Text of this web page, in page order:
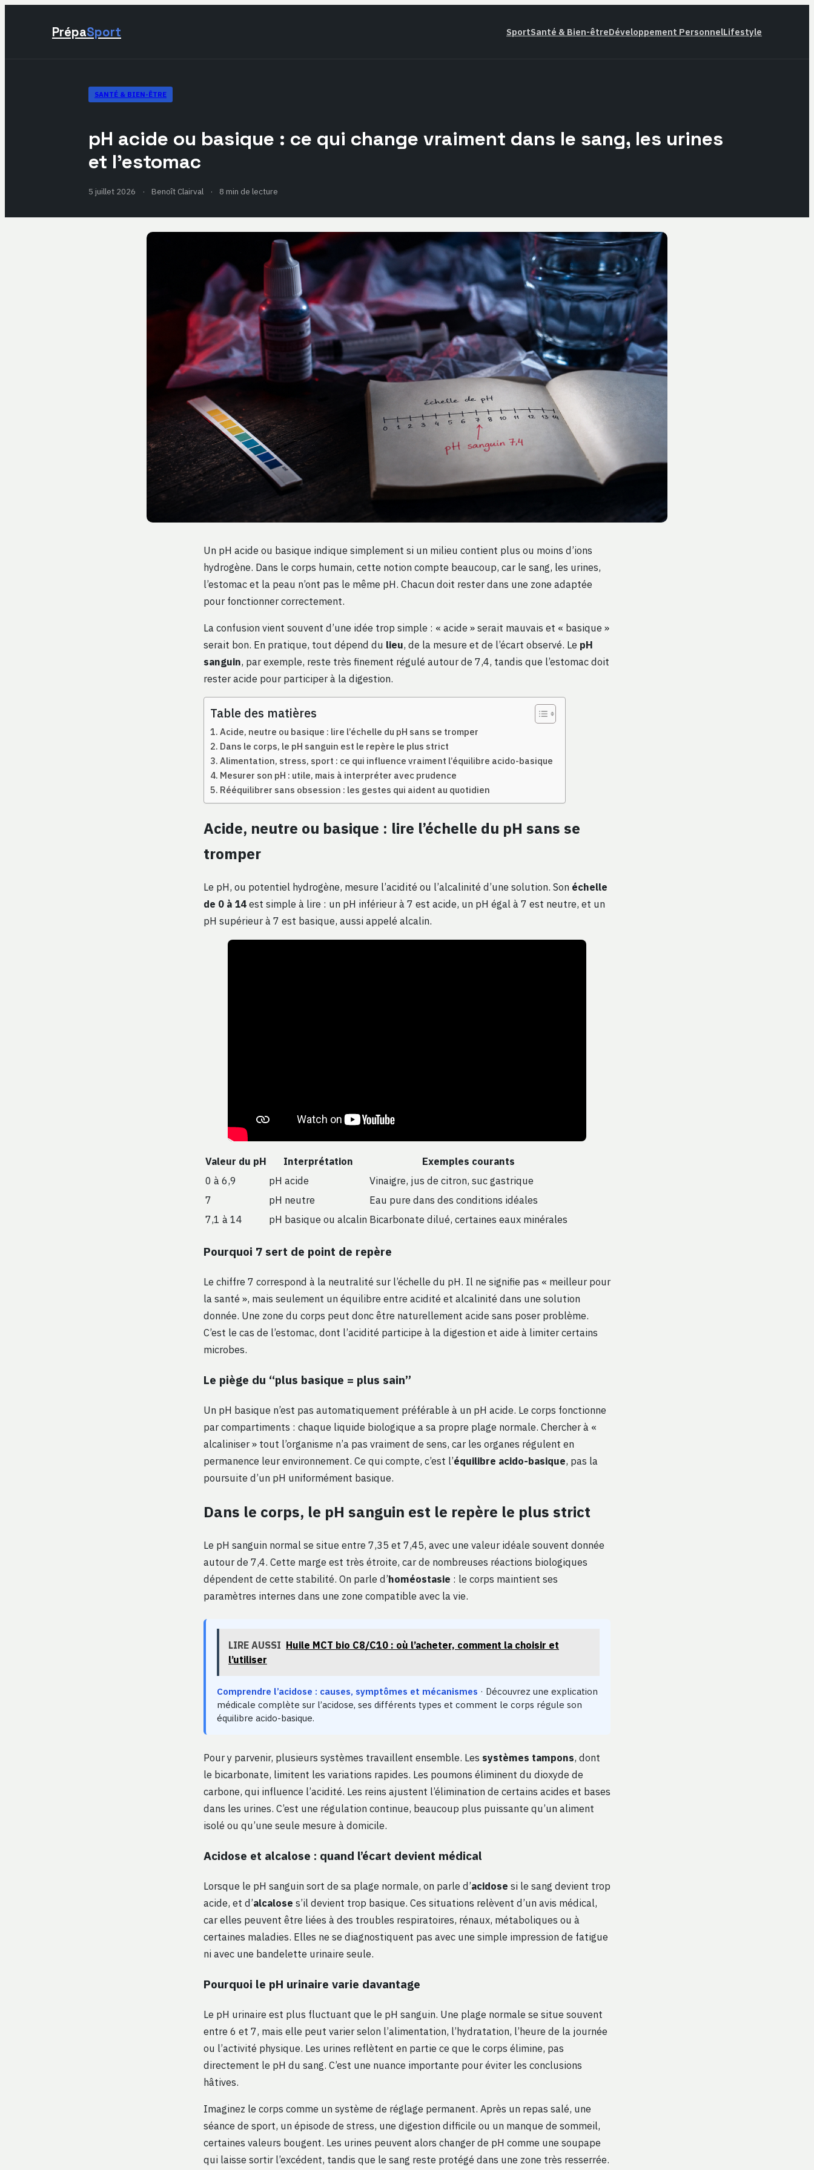
PrépaSport SportSanté & Bien-êtreDéveloppement PersonnelLifestyle
SANTÉ & BIEN-ÊTRE
pH acide ou basique : ce qui change vraiment dans le sang, les urines
et l’estomac
5 juillet 2026 · Benoît Clairval · 8 min de lecture
Un pH acide ou basique indique simplement si un milieu contient plus ou moins d’ions
hydrogène. Dans le corps humain, cette notion compte beaucoup, car le sang, les urines,
l’estomac et la peau n’ont pas le même pH. Chacun doit rester dans une zone adaptée
pour fonctionner correctement.
La confusion vient souvent d’une idée trop simple : « acide » serait mauvais et « basique »
serait bon. En pratique, tout dépend du lieu, de la mesure et de l’écart observé. Le pH
sanguin, par exemple, reste très finement régulé autour de 7,4, tandis que l’estomac doit
rester acide pour participer à la digestion.
Table des matières
Acide, neutre ou basique : lire l’échelle du pH sans se tromper
Dans le corps, le pH sanguin est le repère le plus strict
Alimentation, stress, sport : ce qui influence vraiment l’équilibre acido-basique
Mesurer son pH : utile, mais à interpréter avec prudence
Rééquilibrer sans obsession : les gestes qui aident au quotidien
Acide, neutre ou basique : lire l’échelle du pH sans se
tromper
Le pH, ou potentiel hydrogène, mesure l’acidité ou l’alcalinité d’une solution. Son échelle
de 0 à 14est simple à lire : un pH inférieur à 7 est acide, un pH égal à 7 est neutre, et un
pH supérieur à 7 est basique, aussi appelé alcalin.
Valeur du pH Interprétation
Exemples courants
0 à 6,9
pH acide
Vinaigre, jus de citron, suc gastrique
7
pH neutre
Eau pure dans des conditions idéales
7,1 à 14
pH basique ou alcalin Bicarbonate dilué, certaines eaux minérales
Pourquoi 7 sert de point de repère
Le chiffre 7 correspond à la neutralité sur l’échelle du pH. Il ne signifie pas « meilleur pour
la santé », mais seulement un équilibre entre acidité et alcalinité dans une solution
donnée. Une zone du corps peut donc être naturellement acide sans poser problème.
C’est le cas de l’estomac, dont l’acidité participe à la digestion et aide à limiter certains
microbes.
Le piège du “plus basique = plus sain”
Un pH basique n’est pas automatiquement préférable à un pH acide. Le corps fonctionne
par compartiments : chaque liquide biologique a sa propre plage normale. Chercher à «
alcaliniser » tout l’organisme n’a pas vraiment de sens, car les organes régulent en
permanence leur environnement. Ce qui compte, c’est l’équilibre acido-basique, pas la
poursuite d’un pH uniformément basique.
Dans le corps, le pH sanguin est le repère le plus strict
Le pH sanguin normal se situe entre 7,35 et 7,45, avec une valeur idéale souvent donnée
autour de 7,4. Cette marge est très étroite, car de nombreuses réactions biologiques
dépendent de cette stabilité. On parle d’homéostasie : le corps maintient ses
paramètres internes dans une zone compatible avec la vie.
LIRE AUSSI Huile MCT bio C8/C10 : où l’acheter, comment la choisir et
l’utiliser
Comprendre l’acidose : causes, symptômes et mécanismes · Découvrez une explication
médicale complète sur l’acidose, ses différents types et comment le corps régule son
équilibre acido-basique.
Pour y parvenir, plusieurs systèmes travaillent ensemble. Les systèmes tampons, dont
le bicarbonate, limitent les variations rapides. Les poumons éliminent du dioxyde de
carbone, qui influence l’acidité. Les reins ajustent l’élimination de certains acides et bases
dans les urines. C’est une régulation continue, beaucoup plus puissante qu’un aliment
isolé ou qu’une seule mesure à domicile.
Acidose et alcalose : quand l’écart devient médical
Lorsque le pH sanguin sort de sa plage normale, on parle d’acidose si le sang devient trop
acide, et d’alcalose s’il devient trop basique. Ces situations relèvent d’un avis médical,
car elles peuvent être liées à des troubles respiratoires, rénaux, métaboliques ou à
certaines maladies. Elles ne se diagnostiquent pas avec une simple impression de fatigue
ni avec une bandelette urinaire seule.
Pourquoi le pH urinaire varie davantage
Le pH urinaire est plus fluctuant que le pH sanguin. Une plage normale se situe souvent
entre 6 et 7, mais elle peut varier selon l’alimentation, l’hydratation, l’heure de la journée
ou l’activité physique. Les urines reflètent en partie ce que le corps élimine, pas
directement le pH du sang. C’est une nuance importante pour éviter les conclusions
hâtives.
Imaginez le corps comme un système de réglage permanent. Après un repas salé, une
séance de sport, un épisode de stress, une digestion difficile ou un manque de sommeil,
certaines valeurs bougent. Les urines peuvent alors changer de pH comme une soupape
qui laisse sortir l’excédent, tandis que le sang reste protégé dans une zone très resserrée.